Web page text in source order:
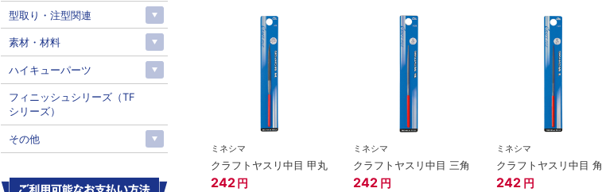
ミネシマ
クラフトヤスリ中目 甲丸
242 円
ミネシマ
クラフトヤスリ中目 三角
242 円
ミネシマ
クラフトヤスリ中目 角
242 円
型取り・注型関連
素材・材料
ハイキューパーツ
フィニッシュシリーズ（TF
シリーズ）
その他